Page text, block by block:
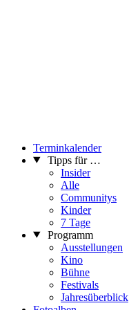
Terminkalender
Tipps für …
Insider
Alle
Communitys
Kinder
7 Tage
Programm
Ausstellungen
Kino
Bühne
Festivals
Jahresüberblick